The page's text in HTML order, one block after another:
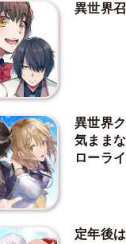
異世界
異世界
気まま
ローラ
定年後